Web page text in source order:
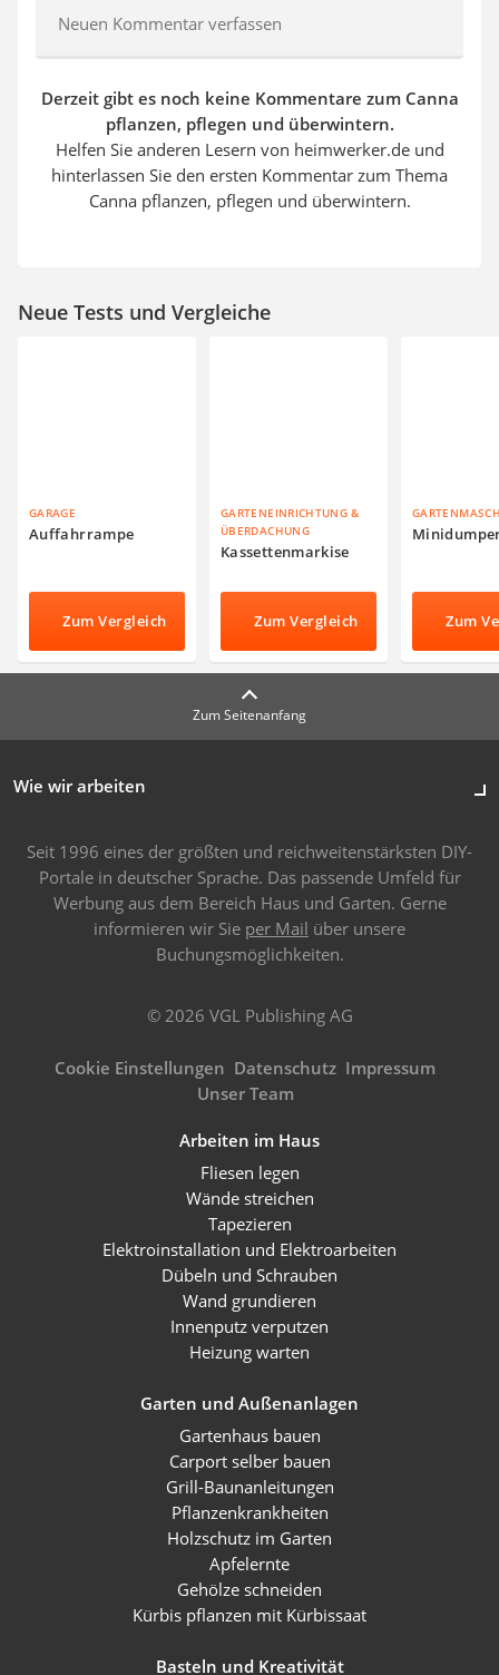
Neuen Kommentar verfassen
Derzeit gibt es noch keine Kommentare zum Canna
pflanzen, pflegen und überwintern.
Helfen Sie anderen Lesern von heimwerker.de und
hinterlassen Sie den ersten Kommentar zum Thema
Canna pflanzen, pflegen und überwintern.
Neue Tests und Vergleiche
GARAGE
Auffahrrampe
Zum Vergleich
GARTENEINRICHTUNG &
ÜBERDACHUNG
Kassettenmarkise
Zum Vergleich Zum
Zum Seitenanfang
Wie wir arbeiten
Seit 1996 eines der größten und reichweitenstärksten DIY-
Portale in deutscher Sprache. Das passende Umfeld für
Werbung aus dem Bereich Haus und Garten. Gerne
informieren wir Sie per Mail über unsere
Buchungsmöglichkeiten.
© 2026 VGL Publishing AG
Cookie Einstellungen Datenschutz Impressum
Unser Team
Arbeiten im Haus
Fliesen legen
Wände streichen
Tapezieren
Elektroinstallation und Elektroarbeiten
Dübeln und Schrauben
Wand grundieren
Innenputz verputzen
Heizung warten
Garten und Außenanlagen
Gartenhaus bauen
Carport selber bauen
Grill-Baunanleitungen
Pflanzenkrankheiten
Holzschutz im Garten
Apfelernte
Gehölze schneiden
Kürbis pflanzen mit Kürbissaat
Basteln und Kreativität